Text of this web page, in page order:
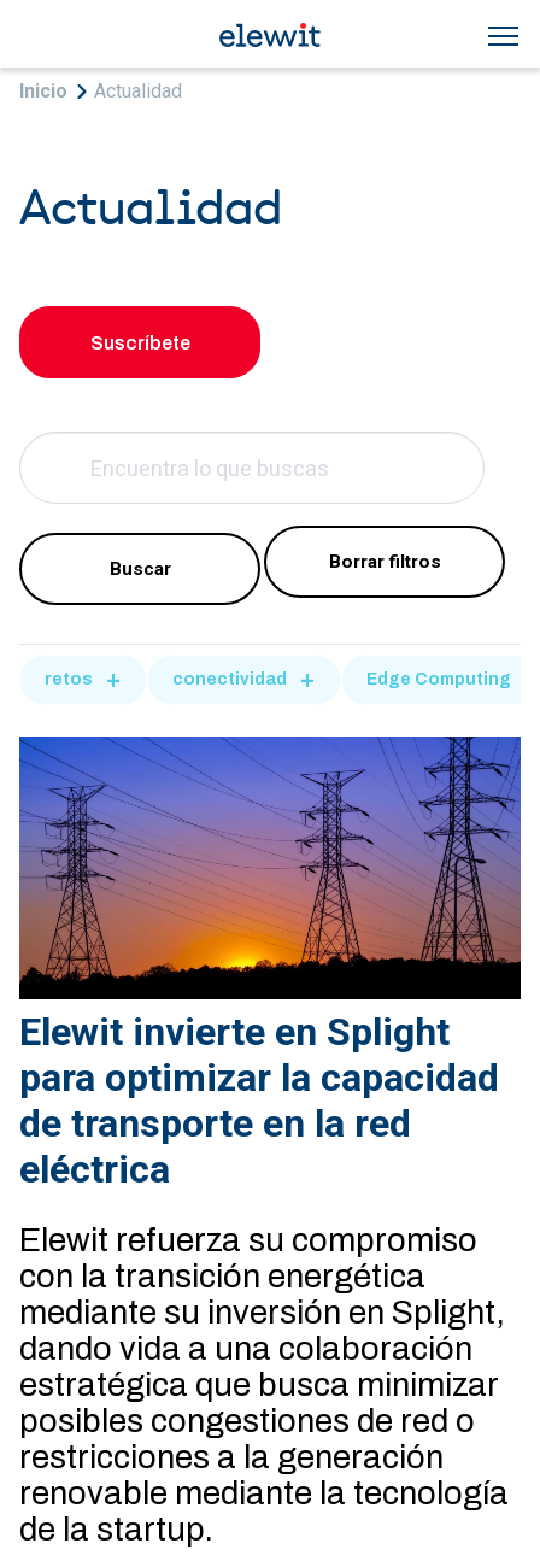
Sobrescribir enlaces de ayuda a la
Inicio Actualidad
Actualidad
Suscríbete
retos conectividad Edge Computing
Elewit invierte en Splight
para optimizar la capacidad
de transporte en la red
eléctrica
Elewit refuerza su compromiso
con la transición energética
mediante su inversión en Splight,
dando vida a una colaboración
estratégica que busca minimizar
posibles congestiones de red o
restricciones a la generación
renovable mediante la tecnología
de la startup.